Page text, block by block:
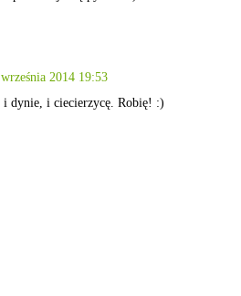
2014 19:53
i dynie, i ciecierzycę. Robię! :)